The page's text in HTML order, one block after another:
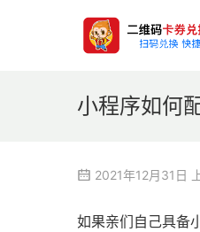
小程序如何
2021年12月31日
如果亲们自己具备